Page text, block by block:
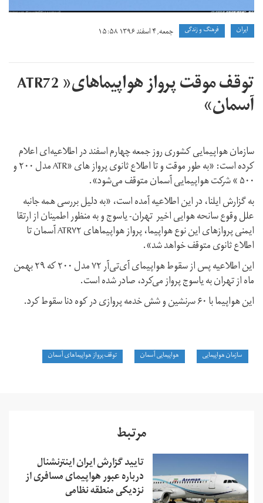
ايران فرهنگ و زندگی جمعه, ۴ اسفند ۱۳۹۶ ۱۵:۵۸
توقف موقت پرواز هواپیماهای« ATR72
آسمان»
سازمان هواپیمایی کشوری روز جمعه چهارم اسفند در اطلاعیه‌ای اعلام
کرده است: «به طور موقت و تا اطلاع ثانوی پرواز های «ATR مدل ۲۰۰ و
۵۰۰ » شرکت هواپیمایی آسمان متوقف می‌شود».
به گزارش ایلنا، در این اطلاعیه آمده است، «به دلیل بررسی همه جانبه
علل وقوع سانحه هوایی اخیر تهران- یاسوج و به منظور اطمینان از ارتقا
ایمنی پروازهای این نوع هواپیما،‌ پرواز هواپیماهای ATR۷۲ آسمان تا
اطلاع ثانوی متوقف خواهد شد».
این اطلاعیه پس از سقوط هواپیمای آی‌تی‌آر ۷۲ مدل ۲۰۰ که ۲۹ بهمن
ماه از تهران به یاسوج پرواز می‌کرد، صادر شده است.
این هواپیما با ۶۰ سرنشین و شش خدمه پروازی در کوه دنا سقوط کرد.
سازمان هواپیمایی هواپیمایی آسمان توقف پرواز هواپیماهای آسمان
مرتبط
تایید گزارش ایران اینترنشنال
درباره عبور هواپیمای مسافری از
نزدیکی منطقه نظامی